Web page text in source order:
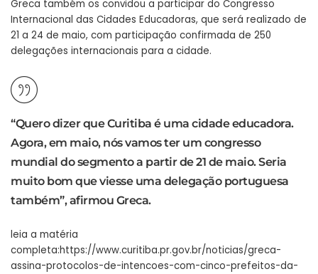
Greca também os convidou a participar do Congresso
Internacional das Cidades Educadoras, que será realizado de
21 a 24 de maio, com participação confirmada de 250
delegações internacionais para a cidade.
“Quero dizer que Curitiba é uma cidade educadora.
Agora, em maio, nós vamos ter um congresso
mundial do segmento a partir de 21 de maio. Seria
muito bom que viesse uma delegação portuguesa
também”, afirmou Greca.
leia a matéria
completa:https://www.curitiba.pr.gov.br/noticias/greca-
assina-protocolos-de-intencoes-com-cinco-prefeitos-da-